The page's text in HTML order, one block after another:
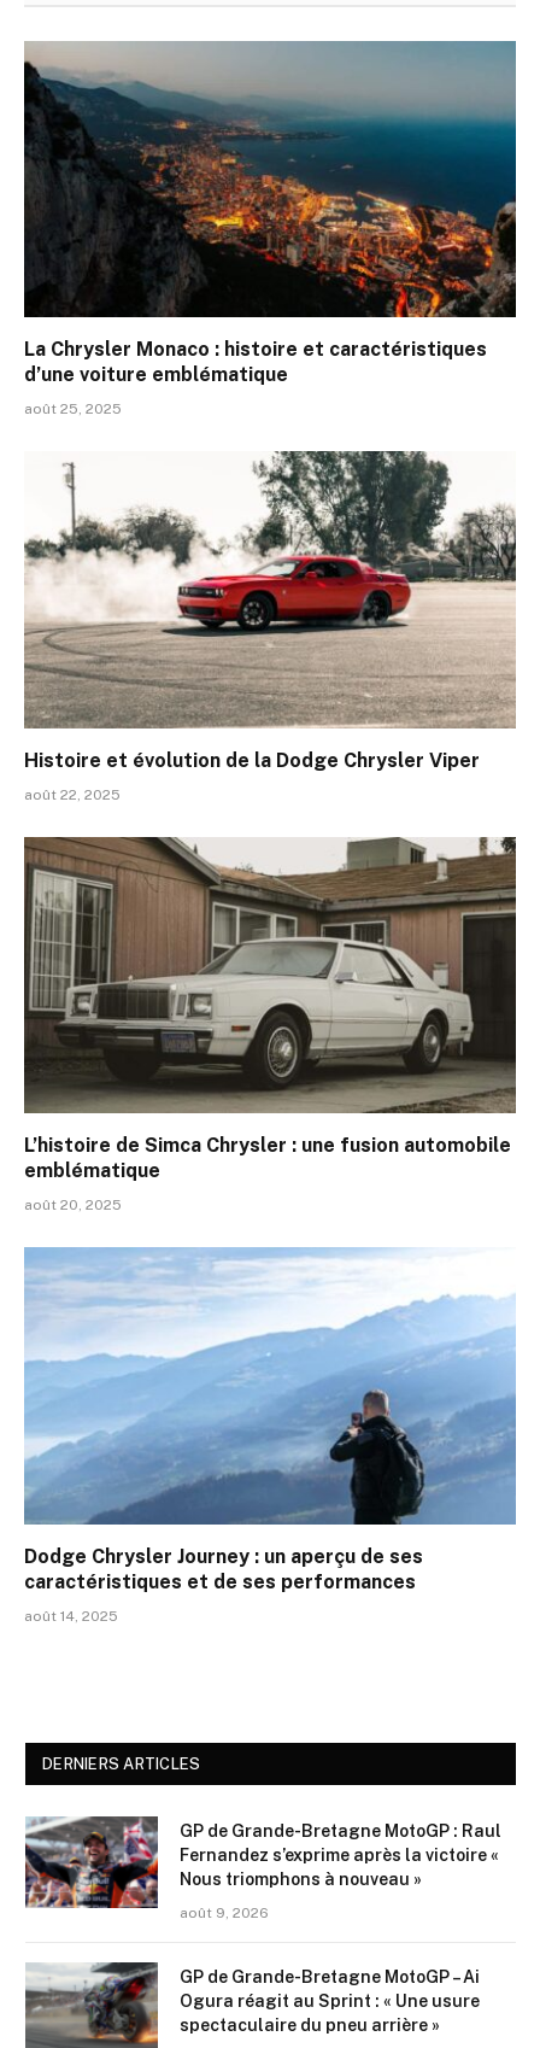
La Chrysler Monaco : histoire et caractéristiques
d’une voiture emblématique
août 25, 2025
Histoire et évolution de la Dodge Chrysler Viper
août 22, 2025
L’histoire de Simca Chrysler : une fusion automobile
emblématique
août 20, 2025
Dodge Chrysler Journey : un aperçu de ses
caractéristiques et de ses performances
août 14, 2025
DERNIERS ARTICLES
GP de Grande-Bretagne MotoGP : Raul
Fernandez s’exprime après la victoire «
Nous triomphons à nouveau »
août 9, 2026
GP de Grande-Bretagne MotoGP – Ai
Ogura réagit au Sprint : « Une usure
spectaculaire du pneu arrière »